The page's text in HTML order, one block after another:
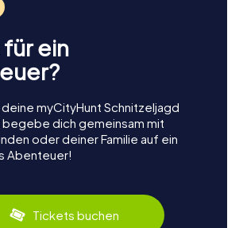
ein
myCityHunt Schnitzeljagd
begebe dich gemeinsam mit
oder deiner Familie auf ein
Abenteuer!
Tickets buchen